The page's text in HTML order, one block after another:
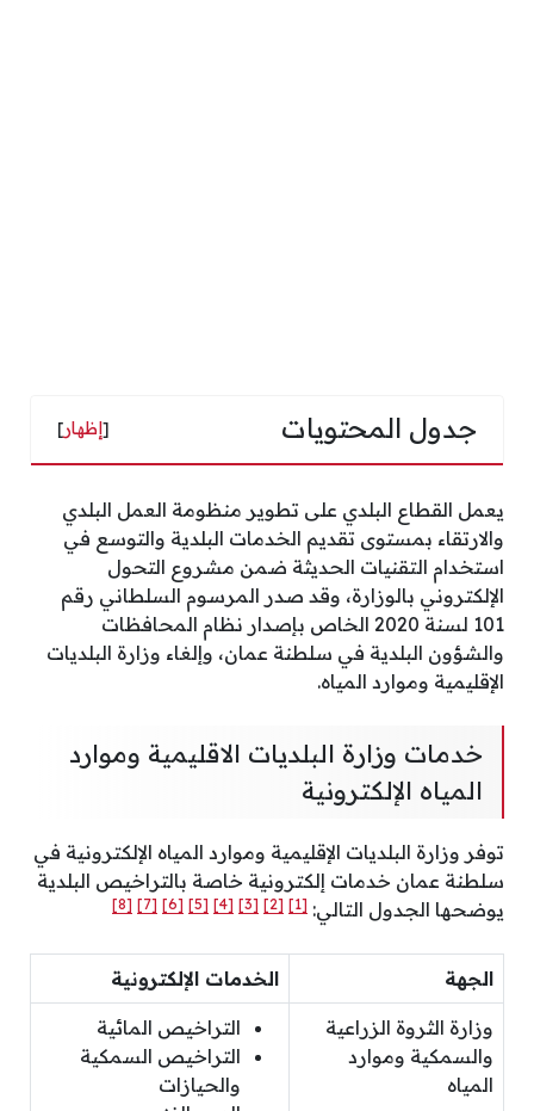
جدول المحتويات [إظهار]
يعمل القطاع البلدي على تطوير منظومة العمل البلدي
والارتقاء بمستوى تقديم الخدمات البلدية والتوسع في
استخدام التقنيات الحديثة ضمن مشروع التحول
الإلكتروني بالوزارة، وقد صدر المرسوم السلطاني رقم
101 لسنة 2020 الخاص بإصدار نظام المحافظات
والشؤون البلدية في سلطنة عمان، وإلغاء وزارة البلديات
الإقليمية وموارد المياه.
خدمات وزارة البلديات الاقليمية وموارد
المياه الإلكترونية
توفر وزارة البلديات الإقليمية وموارد المياه الإلكترونية في
سلطنة عمان خدمات إلكترونية خاصة بالتراخيص البلدية
يوضحها الجدول التالي: [1]
[2]
[3]
[4]
[5]
[6]
[7]
[8]
الجهة الخدمات الإلكترونية
وزارة الثروة الزراعية
والسمكية وموارد
المياه
التراخيص المائية
التراخيص السمكية
والحيازات